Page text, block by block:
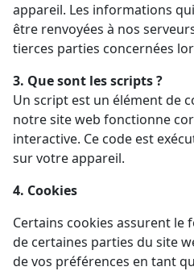
appareil. Les informations
être renvoyées à nos
tierces parties concernées
3. Que sont les scripts ?
Un script est un élément de
notre site web fonctionne
interactive. Ce code est
sur votre appareil.
4. Cookies
Certains cookies assurent
de certaines parties du site
de vos préférences en tant